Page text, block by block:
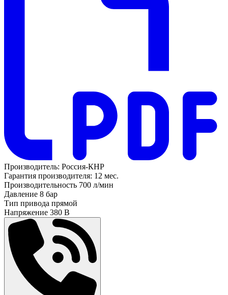
Производитель: Россия-КНР
Гарантия производителя: 12 мес.
Производительность 700 л/мин
Давление 8 бар
Тип привода прямой
Напряжение 380 В